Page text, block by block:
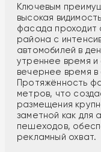
Ключевым
высокая
фасада проходит
района с
автомобилей в
утреннее время
вечернее время
Протяжённость
метров, что
размещения
заметной как для
пешеходов,
рекламный охват.